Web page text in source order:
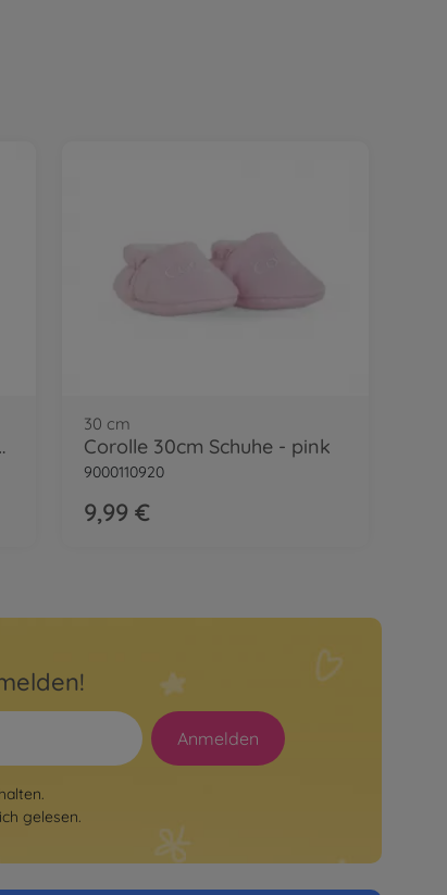
mit Sound
30 cm
Corolle 30cm Schuhe - pink
9000110920
9,99 €
Anmelden
gelesen.